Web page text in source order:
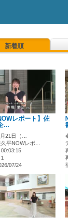
新着順
レポート】佐
…
21日（…
平NOWレポ…
07/24